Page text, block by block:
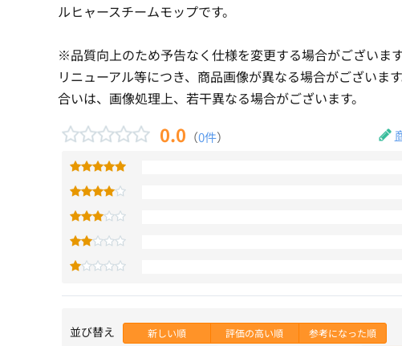
ルヒャースチームモップです。
※品質向上のため予告なく仕様を変更する場合がございま
リニューアル等につき、商品画像が異なる場合がございま
合いは、画像処理上、若干異なる場合がございます。
0.0 （0件）
並び替え 新しい順 評価の高い順 参考になった順